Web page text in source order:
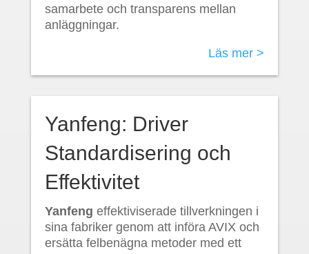
samarbete och transparens mellan
anläggningar.
Läs mer >
Yanfeng: Driver
Standardisering och
Effektivitet
Yanfeng effektiviserade tillverkningen i
sina fabriker genom att införa AVIX och
ersätta felbenägna metoder med ett